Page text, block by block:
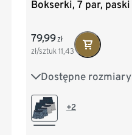
Bokserki, 7 par, paski
79,99zł
zł/sztuk 11,43
Dostępne rozmiary
86/92 98/104
110/116 +2